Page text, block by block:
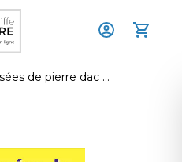
Les pensées de pierre dac - illustrées par cabu